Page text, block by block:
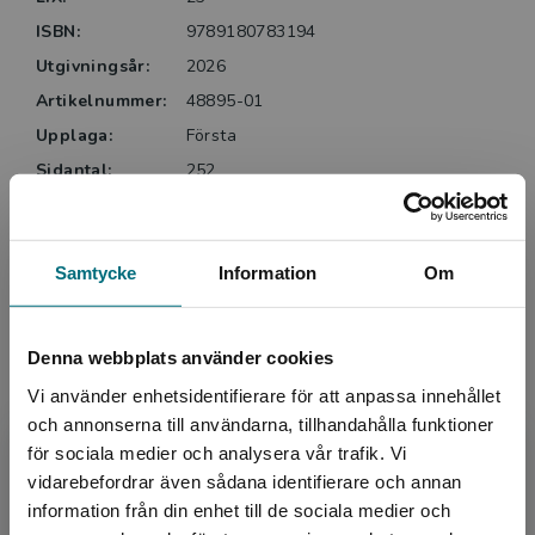
Samtycke Information Om
Denna webbplats använder cookies
Vi använder enhetsidentifierare för att anpassa innehållet
och annonserna till användarna, tillhandahålla funktioner
för sociala medier och analysera vår trafik. Vi
vidarebefordrar även sådana identifierare och annan
information från din enhet till de sociala medier och
Begränsad fraktregion
utförda av Lachlan Creagh, spelar stor roll för bokens
lättillgänglighet. … Rak handling, enkelt språk och
många tydliga illustrationer gör boken lättläst,
Staffan Engstrand, BTJ. Helhetsbetyg: 4 av 5.
ISBN:
9789180783194
Utgivningsår:
2026
Artikelnummer:
48895-01
Upplaga:
Första
Sidantal:
252
Köp- och leveransvillkor